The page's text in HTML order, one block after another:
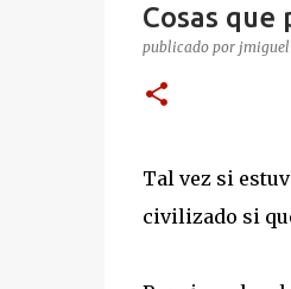
Cosas que
publicado por
Tal vez si
civilizado si